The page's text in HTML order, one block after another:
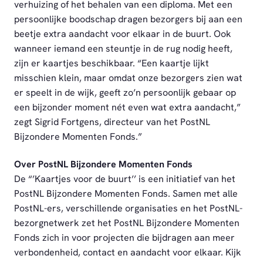
verhuizing of het behalen van een diploma. Met een
persoonlijke boodschap dragen bezorgers bij aan een
beetje extra aandacht voor elkaar in de buurt. Ook
wanneer iemand een steuntje in de rug nodig heeft,
zijn er kaartjes beschikbaar. “Een kaartje lijkt
misschien klein, maar omdat onze bezorgers zien wat
er speelt in de wijk, geeft zo’n persoonlijk gebaar op
een bijzonder moment nét even wat extra aandacht,”
zegt Sigrid Fortgens, directeur van het PostNL
Bijzondere Momenten Fonds.”
Over PostNL Bijzondere Momenten Fonds
De “’Kaartjes voor de buurt’’ is een initiatief van het
PostNL Bijzondere Momenten Fonds. Samen met alle
PostNL-ers, verschillende organisaties en het PostNL-
bezorgnetwerk zet het PostNL Bijzondere Momenten
Fonds zich in voor projecten die bijdragen aan meer
verbondenheid, contact en aandacht voor elkaar. Kijk